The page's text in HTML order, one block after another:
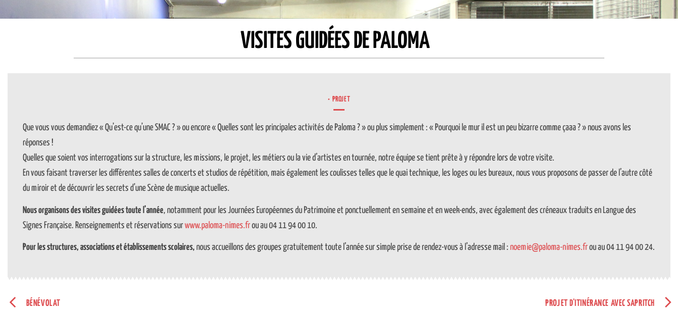
VISITES GUIDÉES DE PALOMA
PROJET
Que vous vous demandiez « Qu’est-ce qu’une SMAC ? » ou encore « Quelles sont les principales activités de Paloma ? » ou plus simplement : « Pourquoi le mur il est un peu bizarre comme çaaa ? » nous avons les
réponses !
Quelles que soient vos interrogations sur la structure, les missions, le projet, les métiers ou la vie d’artistes en tournée, notre équipe se tient prête à y répondre lors de votre visite.
En vous faisant traverser les différentes salles de concerts et studios de répétition, mais également les coulisses telles que le quai technique, les loges ou les bureaux, nous vous proposons de passer de l’autre côté
du miroir et de découvrir les secrets d’une Scène de musique actuelles.
Nous organisons des visites guidées toute l’année, notamment pour les Journées Européennes du Patrimoine et ponctuellement en semaine et en week-ends, avec également des créneaux traduits en Langue des
Signes Française. Renseignements et réservations surwww.paloma-nimes.frou au 04 11 94 00 10.
Pour les structures, associations et établissements scolaires, nous accueillons des groupes gratuitement toute l’année sur simple prise de rendez-vous à l’adresse mail : noemie@paloma-nimes.frou au 04 11 94 00 24.
BÉNÉVOLAT PROJET D'ITINÉRANCE AVEC SAPRITCH